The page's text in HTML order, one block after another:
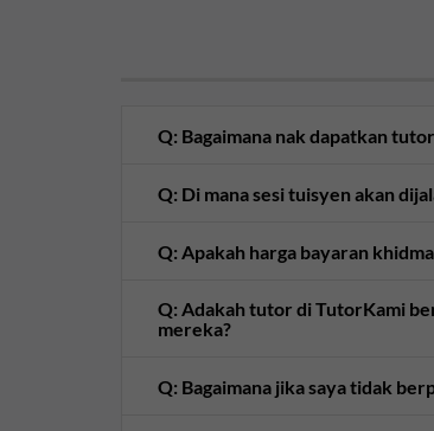
Q: Bagaimana nak dapatkan
Q: Di mana sesi tuisyen akan
Q: Apakah harga bayaran
Q: Adakah tutor di TutorKami
mereka?
Q: Bagaimana jika saya tidak